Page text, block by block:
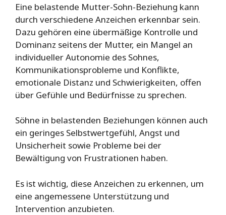
Eine belastende Mutter-Sohn-Beziehung kann
durch verschiedene Anzeichen erkennbar sein.
Dazu gehören eine übermäßige Kontrolle und
Dominanz seitens der Mutter, ein Mangel an
individueller Autonomie des Sohnes,
Kommunikationsprobleme und Konflikte,
emotionale Distanz und Schwierigkeiten, offen
über Gefühle und Bedürfnisse zu sprechen.
Söhne in belastenden Beziehungen können auch
ein geringes Selbstwertgefühl, Angst und
Unsicherheit sowie Probleme bei der
Bewältigung von Frustrationen haben.
Es ist wichtig, diese Anzeichen zu erkennen, um
eine angemessene Unterstützung und
Intervention anzubieten.